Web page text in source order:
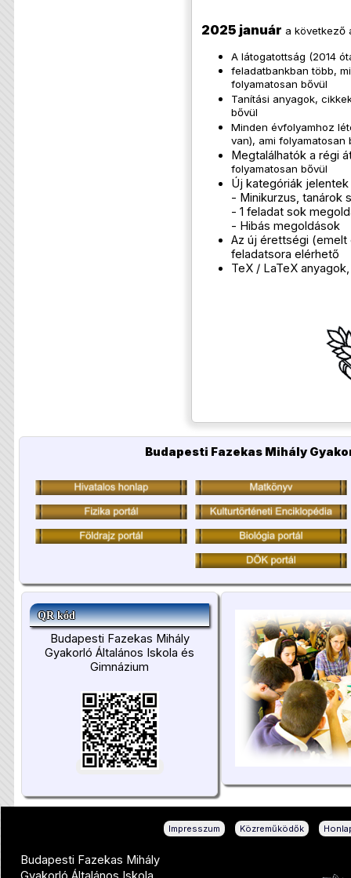
2025 január a következő
A látogatottság (2014
feladatbankban több,
folyamatosan bővül
Tanítási anyagok,
bővül
Minden évfolyamhoz
van), ami folyamatosan
Megtalálhatók a régi
folyamatosan bővül
Új kategóriák
- Minikurzus, tanárok
- 1 feladat sok
- Hibás megoldások
Az új érettségi (emelt
feladatsora elérhető
TeX / LaTeX
Budapesti Fazekas Mihály
QR kód
Budapesti Fazekas Mihály
Gyakorló Általános Iskola és
Gimnázium
Impresszum Közreműködők
Budapesti Fazekas Mihály